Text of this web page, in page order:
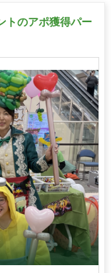
トのアポ獲得パー